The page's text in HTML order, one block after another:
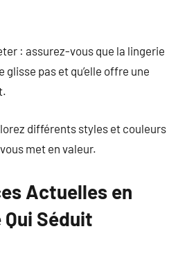
: assurez-vous que la lingerie
glisse pas et qu’elle offre une
différents styles et couleurs
met en valeur.
Actuelles en
Séduit